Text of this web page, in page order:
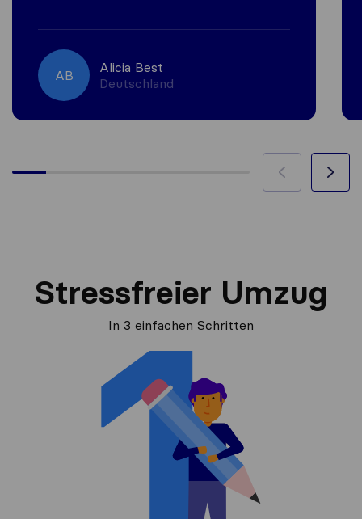
AB
Alicia Best
Deutschland
Stressfreier Umzug
In 3 einfachen Schritten